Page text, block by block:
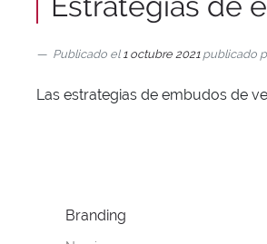
Publicado el 1 octubre 2021publicado
Las estrategias de embudos de
Branding